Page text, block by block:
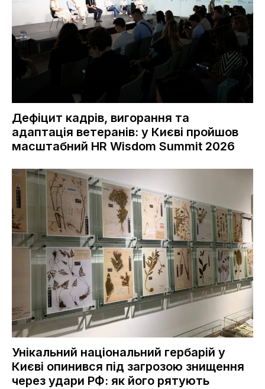
Дефіцит кадрів, вигорання та
адаптація ветеранів: у Києві пройшов
масштабний HR Wisdom Summit 2026
Унікальний національний гербарій у
Києві опинився під загрозою знищення
через удари РФ: як його рятують